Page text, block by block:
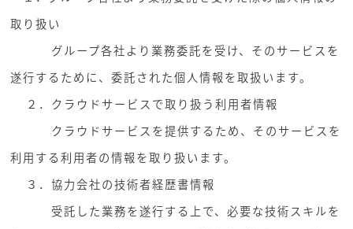
取り扱い
グループ各社より業務委託を受け、そのサービスを
遂行するために、委託された個人情報を取扱います。
２．クラウドサービスで取り扱う利用者情報
クラウドサービスを提供するため、そのサービスを
利用する利用者の情報を取り扱います。
３．協力会社の技術者経歴書情報
受託した業務を遂行する上で、必要な技術スキルを